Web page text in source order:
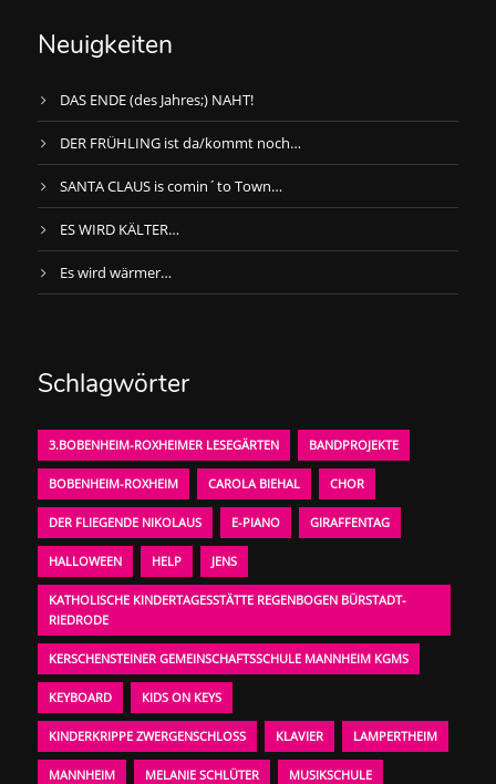
Neuigkeiten
DAS ENDE (des Jahres;) NAHT!
DER FRÜHLING ist da/kommt noch…
SANTA CLAUS is comin´to Town…
ES WIRD KÄLTER…
Es wird wärmer…
Schlagwörter
3.BOBENHEIM-ROXHEIMER LESEGÄRTEN BANDPROJEKTE
BOBENHEIM-ROXHEIM CAROLA BIEHAL CHOR
DER FLIEGENDE NIKOLAUS E-PIANO GIRAFFENTAG
HALLOWEEN HELP JENS
KATHOLISCHE KINDERTAGESSTÄTTE REGENBOGEN BÜRSTADT-
RIEDRODE
KERSCHENSTEINER GEMEINSCHAFTSSCHULE MANNHEIM KGMS
KEYBOARD KIDS ON KEYS
KINDERKRIPPE ZWERGENSCHLOSS KLAVIER LAMPERTHEIM
MANNHEIM MELANIE SCHLÜTER MUSIKSCHULE